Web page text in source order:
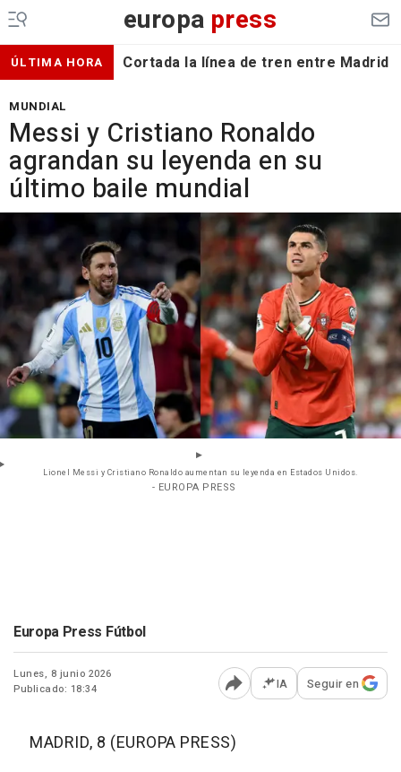
europa press
ÚLTIMA HORA Cortada la línea de tren entre Madrid
MUNDIAL
Messi y Cristiano Ronaldo
agrandan su leyenda en su
último baile mundial
Lionel Messi y Cristiano Ronaldo aumentan su leyenda en Estados Unidos.
- EUROPA PRESS
Europa Press Fútbol
Lunes, 8 junio 2026
Publicado: 18:34
Abrir opciones para
IA Seguir en
MADRID, 8 (EUROPA PRESS)